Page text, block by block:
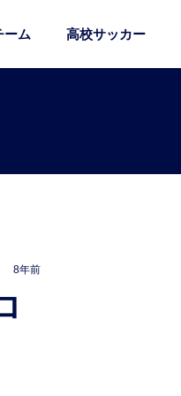
ーム 高校サッカー
8年前